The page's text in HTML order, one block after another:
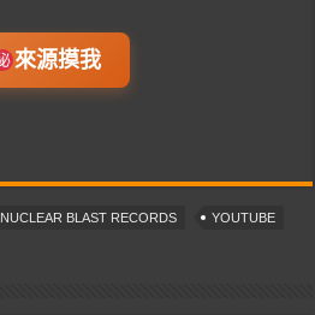
來源摸我
NUCLEAR BLAST RECORDS YOUTUBE